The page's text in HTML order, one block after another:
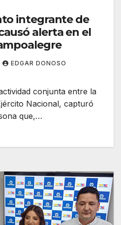
integrante de
alerta en el
EDGAR DONOSO
conjunta entre la
Nacional, capturó
que,…